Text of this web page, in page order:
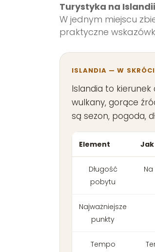
Turystyka na
W jednym miejscu
praktyczne
ISLANDIA — W
Islandia to
wulkany, gorące
są sezon, pogoda,
Element
Długość
pobytu
Najważniejsze
punkty
Tempo